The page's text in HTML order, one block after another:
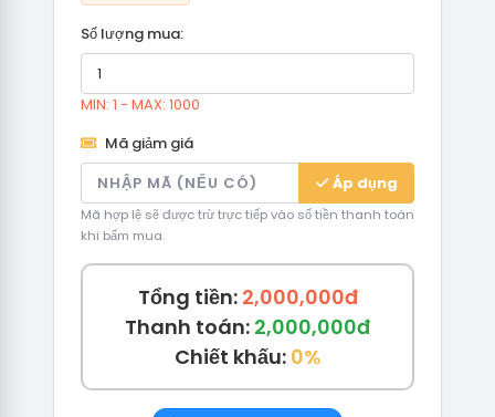
Số lượng mua:
MIN: 1 - MAX: 1000
Mã giảm giá
Áp dụng
Mã hợp lệ sẽ được trừ trực tiếp vào số tiền thanh toán
khi bấm mua.
Tổng tiền: 2,000,000đ
Thanh toán: 2,000,000đ
Chiết khấu: 0%